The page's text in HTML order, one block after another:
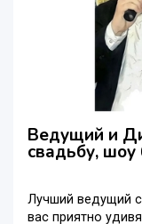
Ведущий и
свадьбу,
Лучший ведущий
вас приятно